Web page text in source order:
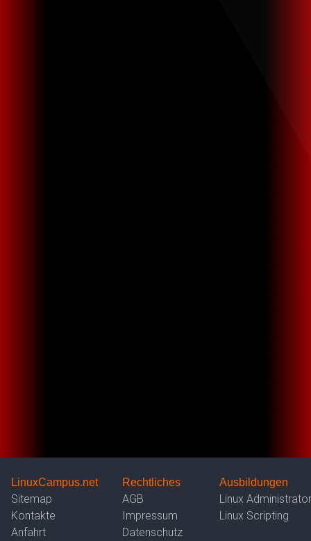
LinuxCampus.net Rechtliches Ausbildungen
Sitemap AGB
Linux Administrator
Kontakte
Impressum
Linux Scripting
Anfahrt
Datenschutz